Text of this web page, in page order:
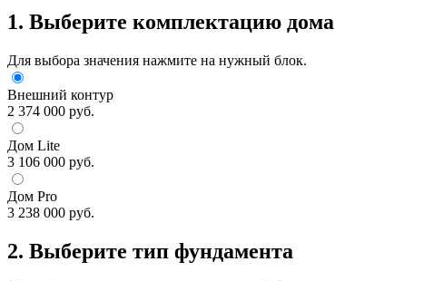
1. Выберите комплектацию дома
Для выбора значения нажмите на нужный блок.
Внешний контур
2 374 000 руб.
Дом Lite
3 106 000 руб.
Дом Pro
3 238 000 руб.
2. Выберите тип фундамента